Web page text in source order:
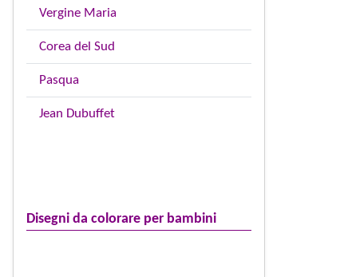
Vergine Maria
Corea del Sud
Pasqua
Jean Dubuffet
Disegni da colorare per bambini